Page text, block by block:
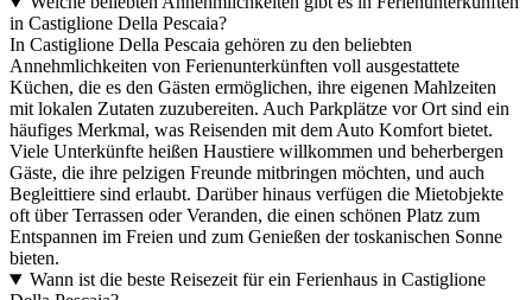
in Castiglione Della Pescaia?
In Castiglione Della Pescaia gehören zu den beliebten
Annehmlichkeiten von Ferienunterkünften voll ausgestattete
Küchen, die es den Gästen ermöglichen, ihre eigenen Mahlzeiten
mit lokalen Zutaten zuzubereiten. Auch Parkplätze vor Ort sind ein
häufiges Merkmal, was Reisenden mit dem Auto Komfort bietet.
Viele Unterkünfte heißen Haustiere willkommen und beherbergen
Gäste, die ihre pelzigen Freunde mitbringen möchten, und auch
Begleittiere sind erlaubt. Darüber hinaus verfügen die Mietobjekte
oft über Terrassen oder Veranden, die einen schönen Platz zum
Entspannen im Freien und zum Genießen der toskanischen Sonne
bieten.
Wann ist die beste Reisezeit für ein Ferienhaus in Castiglione